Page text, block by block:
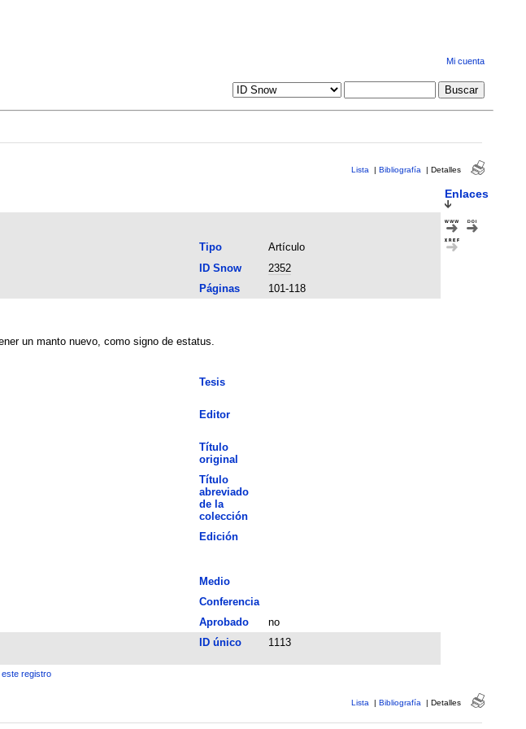
Mi cuenta
Lista | Bibliografía | Detalles
Enlaces
Tipo
Artículo
ID Snow
2352
Páginas
101-118
un manto nuevo, como signo de estatus.
Tesis
Editor
Título
original
Título
abreviado
de la
colección
Edición
Medio
Conferencia
Aprobado
no
ID único 1113
registro
Lista | Bibliografía | Detalles